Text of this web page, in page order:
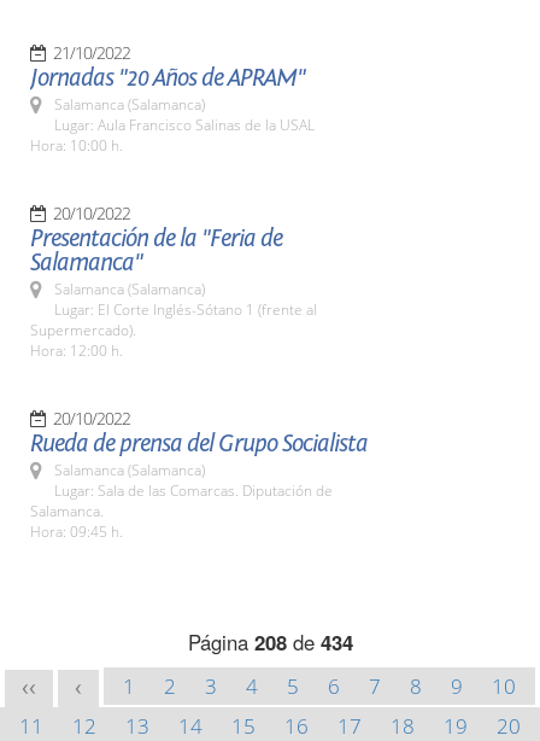
21/10/2022
Jornadas "20 Años de APRAM"
Salamanca (Salamanca)
Lugar: Aula Francisco Salinas de la USAL
Hora: 10:00 h.
20/10/2022
Presentación de la "Feria de
Salamanca"
Salamanca (Salamanca)
Lugar: El Corte Inglés-Sótano 1 (frente al
Supermercado).
Hora: 12:00 h.
20/10/2022
Rueda de prensa del Grupo Socialista
Salamanca (Salamanca)
Lugar: Sala de las Comarcas. Diputación de
Salamanca.
Hora: 09:45 h.
Página 208de 434
<< < 1 2 3 4 5 6 7 8 9
10
11
12 13 14 15 16 17 18 19
20